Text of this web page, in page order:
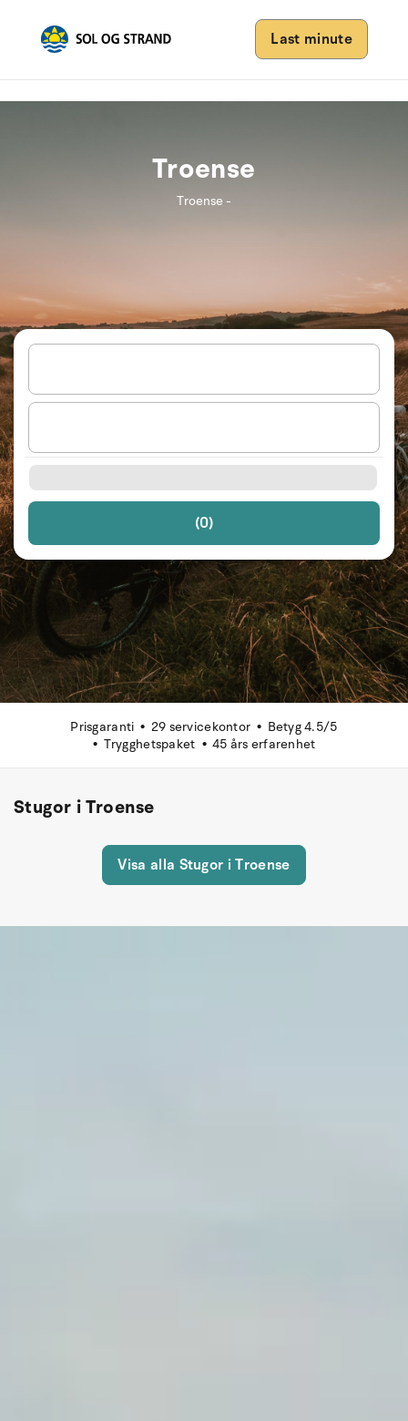
Last minute
(0)
Troense
Troense -
Prisgaranti 29 servicekontor
Betyg 4.5/5
Trygghetspaket
45 års erfarenhet
Stugor i Troense
Visa alla Stugor i Troense